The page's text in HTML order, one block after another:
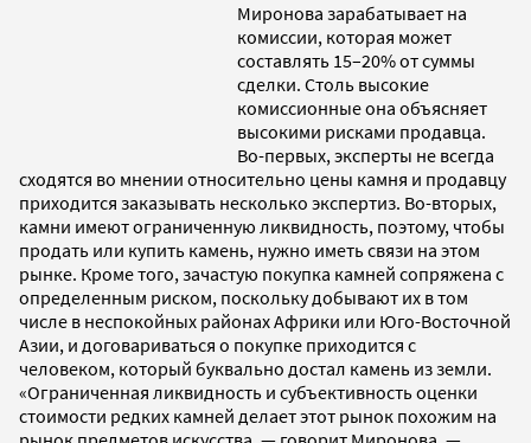
Миронова зарабатывает на
комиссии, которая может
составлять 15–20% от суммы
сделки. Столь высокие
комиссионные она объясняет
высокими рисками продавца.
Во-первых, эксперты не всегда
сходятся во мнении относительно цены камня и продавцу
приходится заказывать несколько экспертиз. Во-вторых,
камни имеют ограниченную ликвидность, поэтому, чтобы
продать или купить камень, нужно иметь связи на этом
рынке. Кроме того, зачастую покупка камней сопряжена с
определенным риском, поскольку добывают их в том
числе в неспокойных районах Африки или Юго-Восточной
Азии, и договариваться о покупке приходится с
человеком, который буквально достал камень из земли.
«Ограниченная ликвидность и субъективность оценки
стоимости редких камней делает этот рынок похожим на